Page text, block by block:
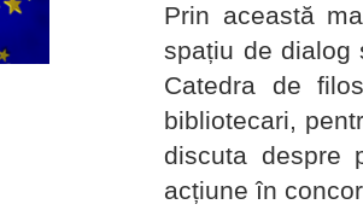
Prin această
spațiu de dialog
Catedra de
bibliotecari,
discuta despre
acțiune în